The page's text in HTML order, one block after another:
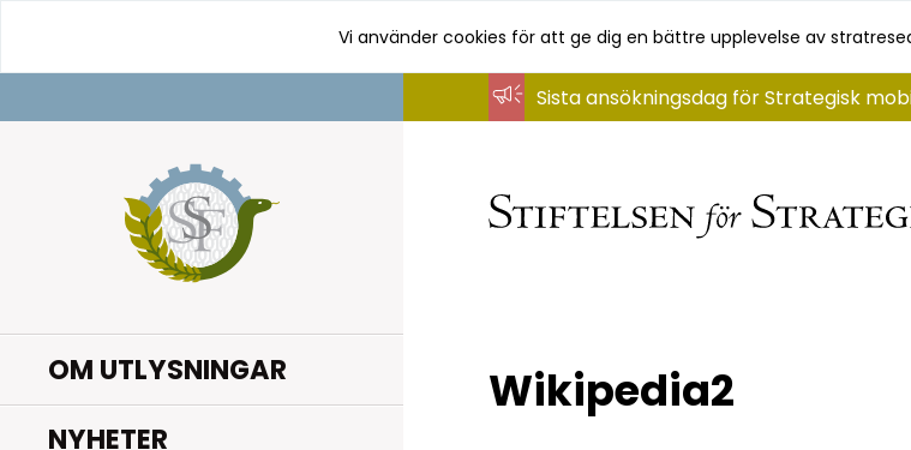
innehåll
Vi använder cookies för att ge dig en bättre upplevelse av
OM UTLYSNINGAR
NYHETER
Sista ansökningsdag för Strategisk
Wikipedia2